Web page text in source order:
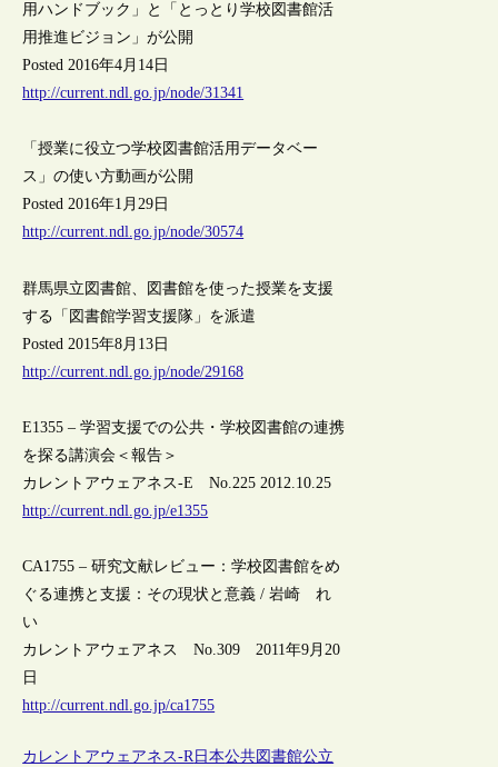
用ハンドブック」と「とっとり学校図書館活
用推進ビジョン」が公開
Posted 2016年4月14日
http://current.ndl.go.jp/node/31341
「授業に役立つ学校図書館活用データベー
ス」の使い方動画が公開
Posted 2016年1月29日
http://current.ndl.go.jp/node/30574
群馬県立図書館、図書館を使った授業を支援
する「図書館学習支援隊」を派遣
Posted 2015年8月13日
http://current.ndl.go.jp/node/29168
E1355 – 学習支援での公共・学校図書館の連携
を探る講演会＜報告＞
カレントアウェアネス-E No.225 2012.10.25
http://current.ndl.go.jp/e1355
CA1755 – 研究文献レビュー：学校図書館をめ
ぐる連携と支援：その現状と意義 / 岩崎 れ
い
カレントアウェアネス No.309 2011年9月20
日
http://current.ndl.go.jp/ca1755
カレントアウェアネス-R日本公共図書館公立